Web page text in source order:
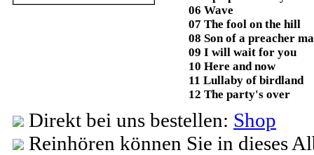
06 Wave
07 The fool on the hill
08 Son of a preacher
09 I will wait for you
10 Here and now
11 Lullaby of birdland
12 The party's over
Direkt bei uns bestellen: Shop
Reinhören können Sie in dieses